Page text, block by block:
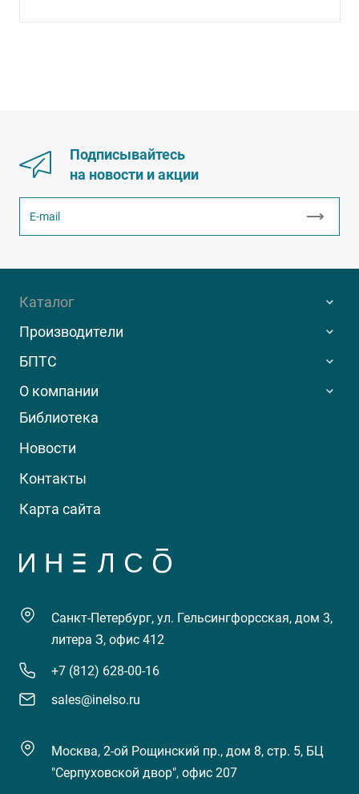
Подписывайтесь
на новости и акции
Каталог
Производители
БПТС
О компании
Библиотека
Новости
Контакты
Карта сайта
Санкт-Петербург, ул. Гельсингфорсская, дом 3,
литера З, офис 412
+7 (812) 628-00-16
sales@inelso.ru
Москва, 2-ой Рощинский пр., дом 8, стр. 5, БЦ
"Серпуховской двор", офис 207